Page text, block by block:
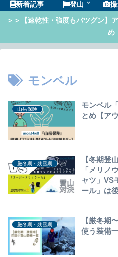
新着記事 登山
＞＞【速乾性・強度もバツグン】
め
モンベル
山岳保険
モンベル
とめ【ア
厳冬期・残雪期
【冬期登
「メリノ
ャツ」VS
ール」は
厳冬期・残雪期
【厳冬期
使う装備